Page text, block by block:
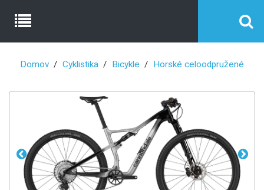
Domov Cyklistika Bicykle Horské celoodpružené